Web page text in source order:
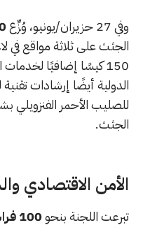
وفي 27 حزيران/يونيو، وُزِّع
الجثث على ثلاثة مواقع في
150 كيسًا إضافيًا
الدولية أيضًا إرشادات
للصليب الأحمر
الجثث.
الأمن الاقتصادي
تبرعت اللجنة بنحو